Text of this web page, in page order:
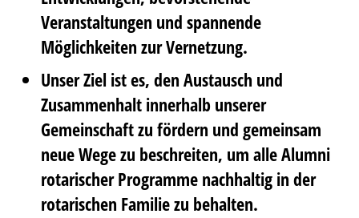
Veranstaltungen und spannende
Möglichkeiten zur Vernetzung.
Unser Ziel ist es, den Austausch und
Zusammenhalt innerhalb unserer
Gemeinschaft zu fördern und gemeinsam
neue Wege zu beschreiten, um alle Alumni
rotarischer Programme nachhaltig in der
rotarischen Familie zu behalten.